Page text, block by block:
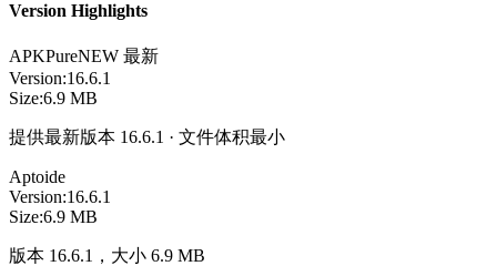
Version Highlights
APKPureNEW 最新
Version:16.6.1
Size:6.9 MB
提供最新版本 16.6.1 · 文件体积最小
Aptoide
Version:16.6.1
Size:6.9 MB
版本 16.6.1，大小 6.9 MB